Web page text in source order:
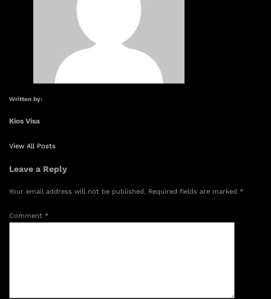
Written by:
Kios Visa
View All Posts
Leave a Reply
Your email address will not be published. Required fields are marked *
Comment *